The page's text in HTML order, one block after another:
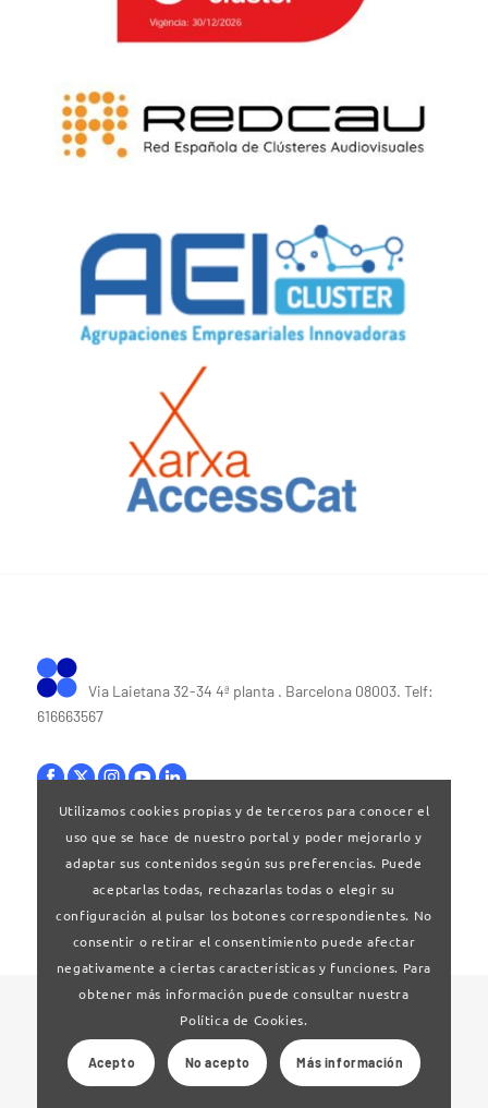
Via Laietana 32-34 4ª planta . Barcelona 08003. Telf:
616663567
Bases legales|Política de privacitat
© 2024 Clúster Audiovisual de Catalunya
Web desarrollado por La Saladeta
Utilizamos cookies propias y de terceros para conocer el
uso que se hace de nuestro portal y poder mejorarlo y
adaptar sus contenidos según sus preferencias. Puede
aceptarlas todas, rechazarlas todas o elegir su
configuración al pulsar los botones correspondientes. No
consentir o retirar el consentimiento puede afectar
negativamente a ciertas características y funciones. Para
obtener más información puede consultar nuestra
Política de Cookies.
Acepto No acepto Más información